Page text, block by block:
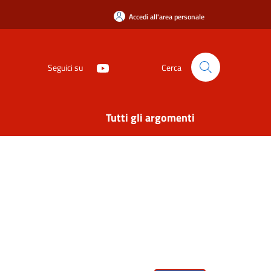
Accedi all'area personale
Seguici su Cerca
Tutti gli argomenti